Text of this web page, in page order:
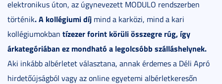
elektronikus úton, az úgynevezett MODULO rendszerben
történik. A kollégiumi díj mind a karközi, mind a kari
kollégiumokban tízezer forint körüli összegre rúg, így
árkategóriában ez mondható a legolcsóbb szálláshelynek.
Aki inkább albérletet választana, annak érdemes a Déli Apró
hirdetőújságból vagy az online egyetemi albérletkeresőn